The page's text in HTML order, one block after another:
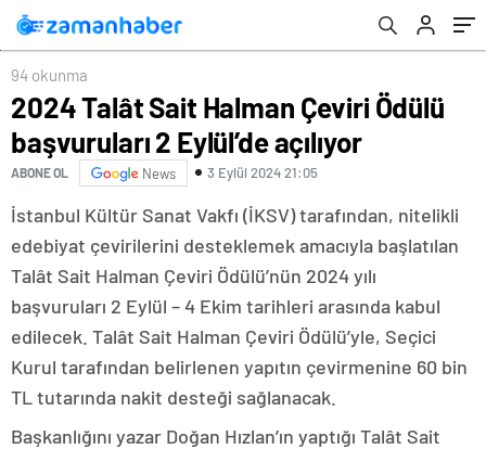
94 okunma
2024 Talât Sait Halman Çeviri Ödülü
başvuruları 2 Eylül’de açılıyor
ABONE OL News 3 Eylül 2024 21:05
İstanbul Kültür Sanat Vakfı (İKSV) tarafından, nitelikli
edebiyat çevirilerini desteklemek amacıyla başlatılan
Talât Sait Halman Çeviri Ödülü’nün 2024 yılı
başvuruları 2 Eylül – 4 Ekim tarihleri arasında kabul
edilecek. Talât Sait Halman Çeviri Ödülü’yle, Seçici
Kurul tarafından belirlenen yapıtın çevirmenine 60 bin
TL tutarında nakit desteği sağlanacak.
Başkanlığını yazar Doğan Hızlan’ın yaptığı Talât Sait